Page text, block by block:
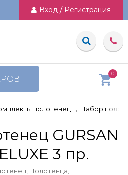
Вход / Регистрация
0
полотенец → Набор
GURSAN
3 пр.
Полотенца